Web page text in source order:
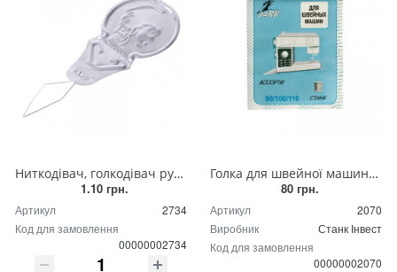
Ниткодівач, голкодівач ручний алюмінієвий
1.10 грн.
Артикул
2734
Код для замовлення
00000002734
Голка для швейної машини Станк Інвест JARK АССОРТІ 90/100/110 сріблястий
80 грн.
Артикул
2070
Виробник
Станк Інвест
Код для замовлення
00000002070